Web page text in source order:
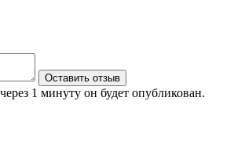
Оставить отзыв
1 минуту он будет опубликован.